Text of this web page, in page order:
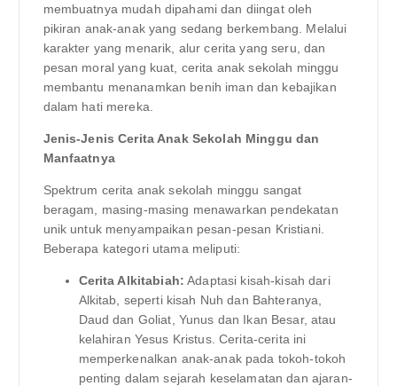
membuatnya mudah dipahami dan diingat oleh
pikiran anak-anak yang sedang berkembang. Melalui
karakter yang menarik, alur cerita yang seru, dan
pesan moral yang kuat, cerita anak sekolah minggu
membantu menanamkan benih iman dan kebajikan
dalam hati mereka.
Jenis-Jenis Cerita Anak Sekolah Minggu dan
Manfaatnya
Spektrum cerita anak sekolah minggu sangat
beragam, masing-masing menawarkan pendekatan
unik untuk menyampaikan pesan-pesan Kristiani.
Beberapa kategori utama meliputi:
Cerita Alkitabiah: Adaptasi kisah-kisah dari
Alkitab, seperti kisah Nuh dan Bahteranya,
Daud dan Goliat, Yunus dan Ikan Besar, atau
kelahiran Yesus Kristus. Cerita-cerita ini
memperkenalkan anak-anak pada tokoh-tokoh
penting dalam sejarah keselamatan dan ajaran-